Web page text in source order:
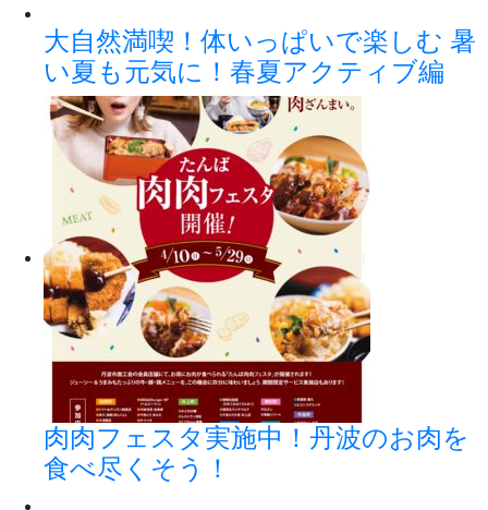
大自然満喫！体いっぱいで楽しむ 暑
い夏も元気に！春夏アクティブ編
肉肉フェスタ実施中！丹波のお肉を
食べ尽くそう！